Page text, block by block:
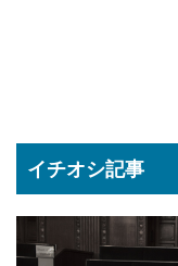
イチオシ記事